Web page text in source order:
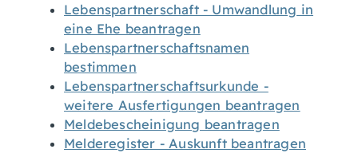
Lebenspartnerschaft - Umwandlung in
eine Ehe beantragen
Lebenspartnerschaftsnamen
bestimmen
Lebenspartnerschaftsurkunde -
weitere Ausfertigungen beantragen
Meldebescheinigung beantragen
Melderegister - Auskunft beantragen